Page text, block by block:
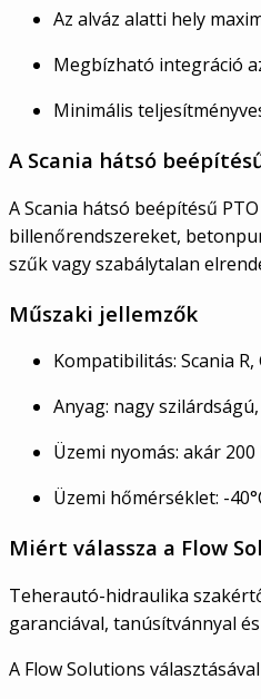
Az alváz alatti hely
Megbízható integráció
Minimális
A Scania hátsó
A Scania hátsó beépítésű
billenőrendszereket,
szűk vagy szabálytalan
Műszaki jellemzők
Kompatibilitás: Scania
Anyag: nagy
Üzemi nyomás: akár
Üzemi hőmérséklet: -
Miért válassza a Flow
Teherautó-hidraulika
garanciával, tanúsítvánnyal
A Flow Solutions